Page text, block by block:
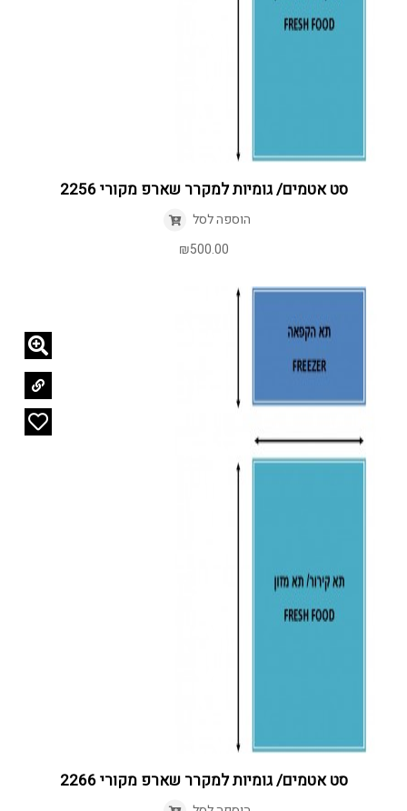
סט אטמים/ גומיות למקרר שארפ מקורי 2256
הוספה לסל
₪500.00
סט אטמים/ גומיות למקרר שארפ מקורי 2266